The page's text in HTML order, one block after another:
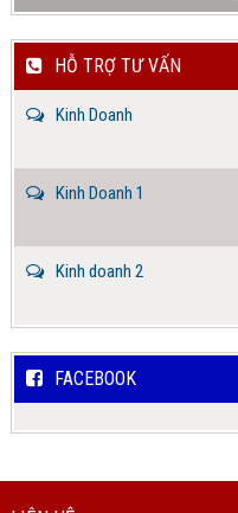
HỖ TRỢ TƯ VẤN
Kinh Doanh
Kinh Doanh 1
Kinh doanh 2
FACEBOOK